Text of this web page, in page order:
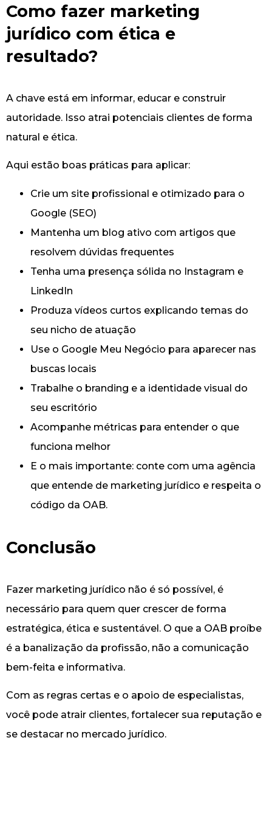
Como fazer marketing
jurídico com ética e
resultado?
A chave está em informar, educar e construir
autoridade. Isso atrai potenciais clientes de forma
natural e ética.
Aqui estão boas práticas para aplicar:
Crie um site profissional e otimizado para o
Google (SEO)
Mantenha um blog ativo com artigos que
resolvem dúvidas frequentes
Tenha uma presença sólida no Instagram e
LinkedIn
Produza vídeos curtos explicando temas do
seu nicho de atuação
Use o Google Meu Negócio para aparecer nas
buscas locais
Trabalhe o branding e a identidade visual do
seu escritório
Acompanhe métricas para entender o que
funciona melhor
E o mais importante: conte com uma agência
que entende de marketing jurídico e respeita o
código da OAB.
Conclusão
Fazer marketing jurídico não é só possível, é
necessário para quem quer crescer de forma
estratégica, ética e sustentável. O que a OAB proíbe
é a banalização da profissão, não a comunicação
bem-feita e informativa.
Com as regras certas e o apoio de especialistas,
você pode atrair clientes, fortalecer sua reputação e
se destacar no mercado jurídico.